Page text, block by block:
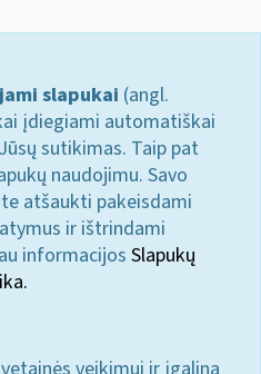
slapukai (angl.
įdiegiami automatiškai
sutikimas. Taip pat
naudojimu. Savo
atšaukti pakeisdami
ir ištrindami
informacijos Slapukų